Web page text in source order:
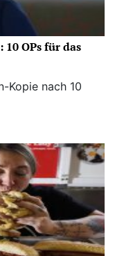
OPs für das
Kopie nach 10